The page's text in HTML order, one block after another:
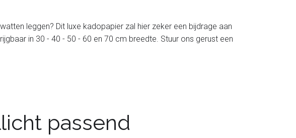
leggen? Dit luxe kadopapier zal hier zeker een bijdrage aan
in 30 - 40 - 50 - 60 en 70 cm breedte. Stuur ons gerust een
passend